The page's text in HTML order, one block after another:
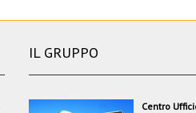
IL GRUPPO
Centro